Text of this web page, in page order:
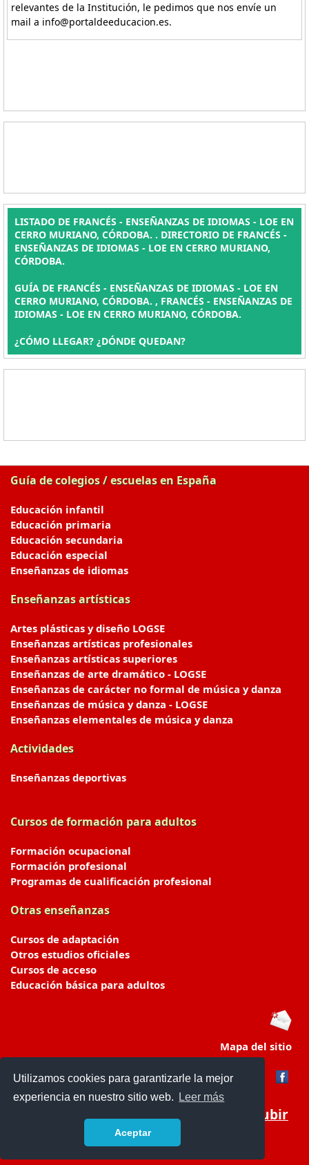
Utilizamos cookies para garantizarle la mejor
experiencia en nuestro sitio web.
Leer más
Aceptar
relevantes de la Institución, le pedimos que nos envíe un
mail a info@portaldeeducacion.es.
LISTADO DE FRANCÉS - ENSEÑANZAS DE IDIOMAS - LOE EN
CERRO MURIANO, CÓRDOBA. . DIRECTORIO DE FRANCÉS -
ENSEÑANZAS DE IDIOMAS - LOE EN CERRO MURIANO,
CÓRDOBA.
GUÍA DE FRANCÉS - ENSEÑANZAS DE IDIOMAS - LOE EN
CERRO MURIANO, CÓRDOBA. , FRANCÉS - ENSEÑANZAS DE
IDIOMAS - LOE EN CERRO MURIANO, CÓRDOBA.
¿CÓMO LLEGAR? ¿DÓNDE QUEDAN?
Guía de colegios / escuelas en España
Educación infantil
Educación primaria
Educación secundaria
Educación especial
Enseñanzas de idiomas
Enseñanzas artísticas
Artes plásticas y diseño LOGSE
Enseñanzas artísticas profesionales
Enseñanzas artísticas superiores
Enseñanzas de arte dramático - LOGSE
Enseñanzas de carácter no formal de música y danza
Enseñanzas de música y danza - LOGSE
Enseñanzas elementales de música y danza
Actividades
Enseñanzas deportivas
Cursos de formación para adultos
Formación ocupacional
Formación profesional
Programas de cualificación profesional
Otras enseñanzas
Cursos de adaptación
Otros estudios oficiales
Cursos de acceso
Educación básica para adultos
Mapa del sitio
Subir